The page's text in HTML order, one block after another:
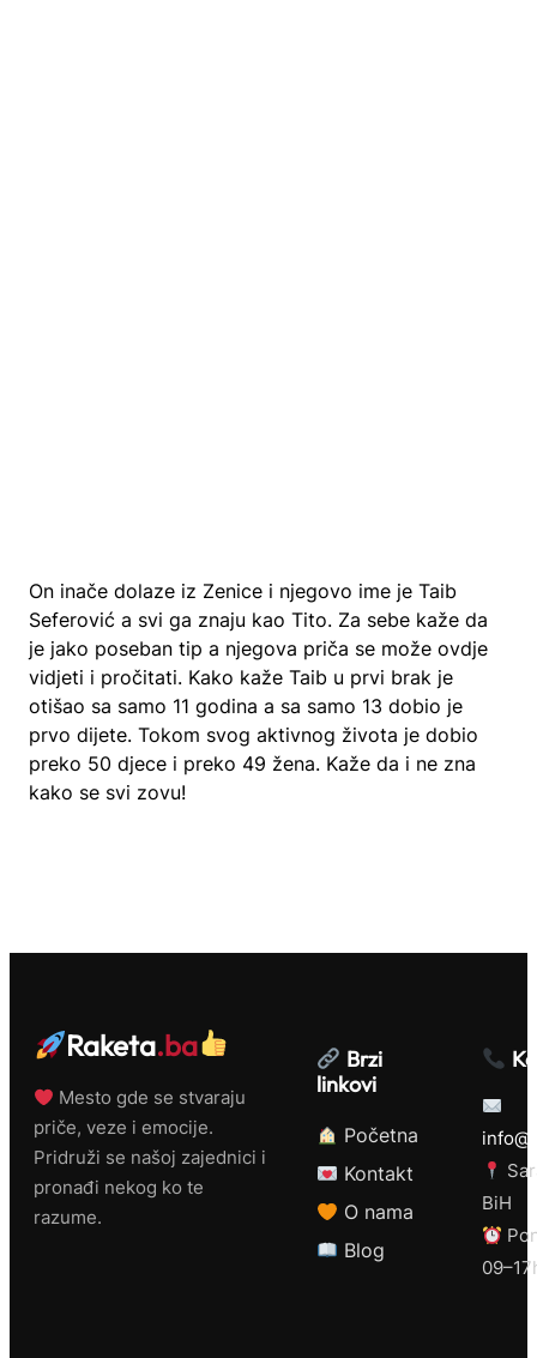
On inače dolaze iz Zenice i njegovo ime je Taib
Seferović a svi ga znaju kao Tito. Za sebe kaže da
je jako poseban tip a njegova priča se može ovdje
vidjeti i pročitati. Kako kaže Taib u prvi brak je
otišao sa samo 11 godina a sa samo 13 dobio je
prvo dijete. Tokom svog aktivnog života je dobio
preko 50 djece i preko 49 žena. Kaže da i ne zna
kako se svi zovu!
Raketa.ba
Mesto gde se stvaraju
priče, veze i emocije.
Pridruži se našoj zajednici i
pronađi nekog ko te
razume.
Brzi
linkovi
Početna
Kontakt
O nama
Blog
BiH